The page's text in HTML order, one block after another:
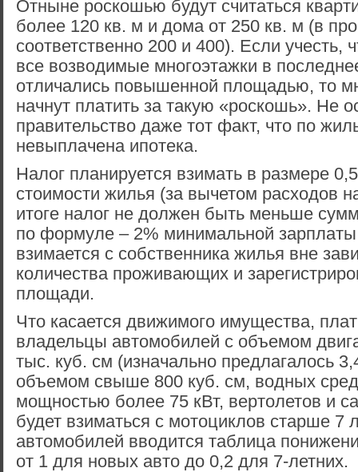
Отныне роскошью будут считаться
более 120 кв. м и дома от 250 кв. м (в
соответственно 200 и 400). Если учесть,
все возводимые многоэтажки в
отличались повышенной площадью, то
начнут платить за такую «роскошь». Не
правительство даже тот факт, что по
невыплачена ипотека.
Налог планируется взимать в размере
стоимости жилья (за вычетом расходов
итоге налог не должен быть меньше
по формуле – 2% минимальной
взимается с собственника жилья вне
количества проживающих и
площади.
Что касается движимого имущества,
владельцы автомобилей с объемом
тыс. куб. см (изначально предлагалось
объемом свыше 800 куб. см, водных
мощностью более 75 кВт, вертолетов и
будет взиматься с мотоциклов старше 7
автомобилей вводится таблица
от 1 для новых авто до 0,2 для 7-летних.